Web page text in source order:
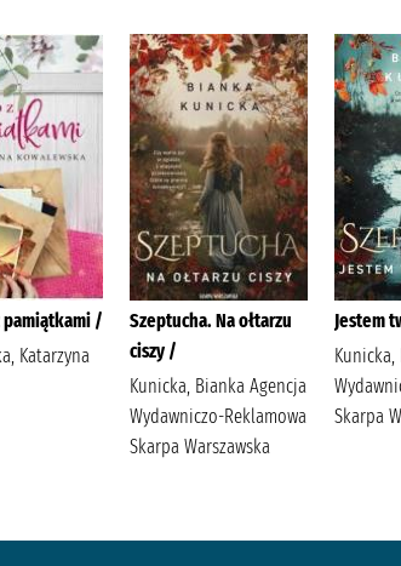
pamiątkami /
Katarzyna
Szeptucha. Na ołtarzu
ciszy /
Kunicka, Bianka Agencja
Wydawniczo-Reklamowa
Skarpa Warszawska
Jestem
Kunicka,
Skarpa